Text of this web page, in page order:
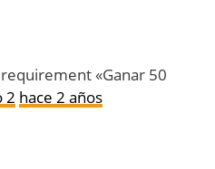
«Ganar 50
2 hace 2 años